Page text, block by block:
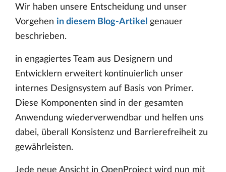
Wir haben unsere Entscheidung und unser
Vorgehen in diesem Blog-Artikel
genauer
beschrieben.
in engagiertes Team aus Designern und
Entwicklern erweitert kontinuierlich unser
internes Designsystem auf Basis von Primer.
Diese Komponenten sind in der gesamten
Anwendung wiederverwendbar und helfen uns
dabei, überall Konsistenz und Barrierefreiheit zu
gewährleisten.
Jede neue Ansicht in OpenProject wird nun mit